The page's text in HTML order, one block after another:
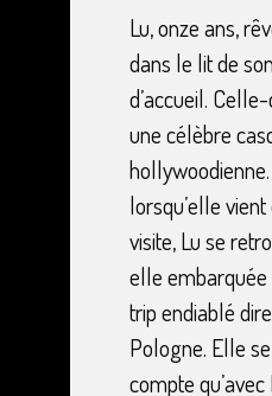
Lu, onze ans,
dans le lit de
d’accueil.
une célèbre
lorsqu’elle
visite, Lu se
elle embarquée
trip endiablé
Pologne. Elle
compte qu’avec